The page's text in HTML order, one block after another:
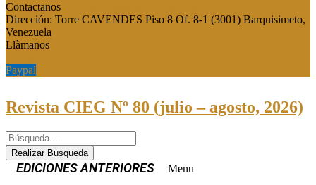
Contactanos
Dirección: Torre CAVENDES Piso 8 Of. 8-1 (3001) Barquisimeto,
Venezuela
Llàmanos
Paypal
Revista CIEG Nº 80 (julio – agosto, 2026)
Realizar Busqueda
Menu